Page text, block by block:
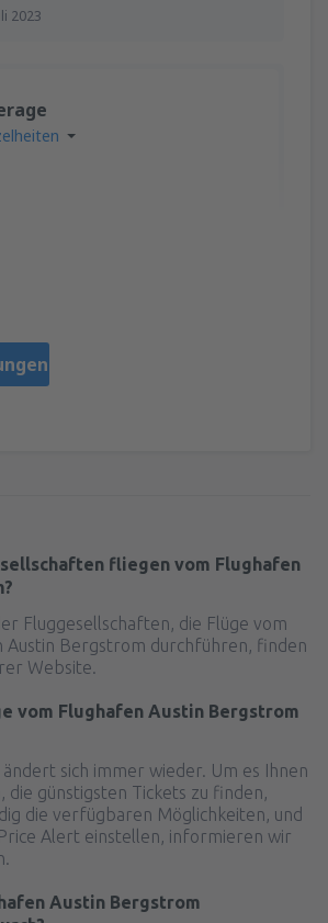
2023
fliegen vom Flughafen
Fluggesellschaften, die Flüge vom
Austin Bergstrom durchführen, finden
Website.
vom Flughafen Austin Bergstrom
sich immer wieder. Um es Ihnen
die günstigsten Tickets zu finden,
die verfügbaren Möglichkeiten, und
Alert einstellen, informieren wir
Austin Bergstrom